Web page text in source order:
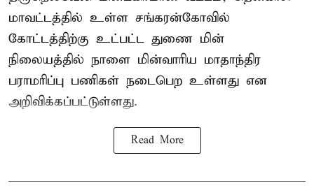
மாவட்டத்தில் உள்ள சங்கரன்கோவில்
கோட்டத்திற்கு உட்பட்ட துணை மின்
நிலையத்தில் நாளை மின்வாரிய மாதாந்திர
பராமரிப்பு பணிகள் நடைபெற உள்ளது என
அறிவிக்கப்பட்டுள்ளது.
Read More